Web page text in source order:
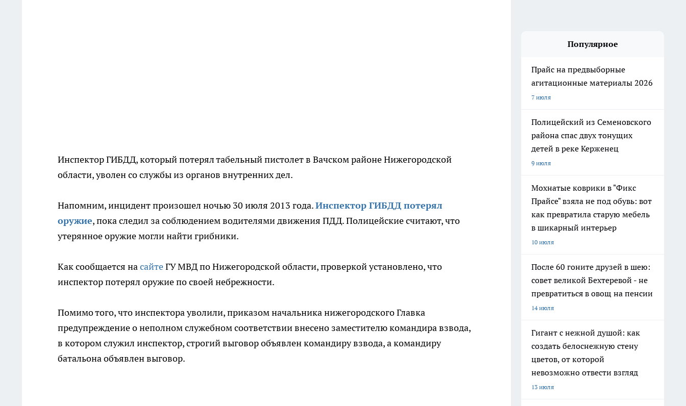
Инспектор ГИБДД, который потерял табельный пистолет в Вачском районе Нижегородской
области, уволен со службы из органов внутренних дел.
Напомним, инцидент произошел ночью 30 июля 2013 года.Инспектор ГИБДД потерял
оружие, пока следил за соблюдением водителями движения ПДД. Полицейские считают, что
утерянное оружие могли найти грибники.
Как сообщается насайтеГУ МВД по Нижегородской области, проверкой установлено, что
инспектор потерял оружие по своей небрежности.
Помимо того, что инспектора уволили, приказом начальника нижегородского Главка
предупреждение о неполном служебном соответствии внесено заместителю командира взвода,
в котором служил инспектор, строгий выговор объявлен командиру взвода, а командиру
батальона объявлен выговор.
Популярное
Прайс на предвыборные
агитационные материалы 2026
7 июля
Полицейский из Семеновского
района спас двух тонущих
детей в реке Керженец
9 июля
Мохнатые коврики в "Фикс
Прайсе" взяла не под обувь: вот
как превратила старую мебель
в шикарный интерьер
10 июля
После 60 гоните друзей в шею:
совет великой Бехтеревой - не
превратиться в овощ на пенсии
14 июля
Гигант с нежной душой: как
создать белоснежную стену
цветов, от которой
невозможно отвести взгляд
13 июля